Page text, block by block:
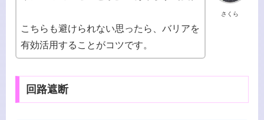
さくら
こちらも避けられない思ったら、バリアを
有効活用することがコツです。
回路遮断